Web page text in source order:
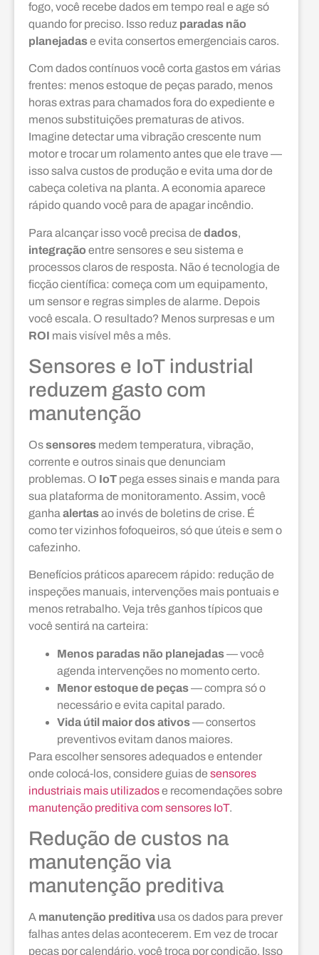
fogo, você recebe dados em tempo real e age só
quando for preciso. Isso reduz paradas não
planejadase evita consertos emergenciais caros.
Com dados contínuos você corta gastos em várias
frentes: menos estoque de peças parado, menos
horas extras para chamados fora do expediente e
menos substituições prematuras de ativos.
Imagine detectar uma vibração crescente num
motor e trocar um rolamento antes que ele trave —
isso salva custos de produção e evita uma dor de
cabeça coletiva na planta. A economia aparece
rápido quando você para de apagar incêndio.
Para alcançar isso você precisa de dados,
integração entre sensores e seu sistema e
processos claros de resposta. Não é tecnologia de
ficção científica: começa com um equipamento,
um sensor e regras simples de alarme. Depois
você escala. O resultado? Menos surpresas e um
ROI mais visível mês a mês.
Sensores e IoT industrial
reduzem gasto com
manutenção
Ossensores medem temperatura, vibração,
corrente e outros sinais que denunciam
problemas. O IoT pega esses sinais e manda para
sua plataforma de monitoramento. Assim, você
ganha alertasao invés de boletins de crise. É
como ter vizinhos fofoqueiros, só que úteis e sem o
cafezinho.
Benefícios práticos aparecem rápido: redução de
inspeções manuais, intervenções mais pontuais e
menos retrabalho. Veja três ganhos típicos que
você sentirá na carteira:
Menos paradas não planejadas— você
agenda intervenções no momento certo.
Menor estoque de peças— compra só o
necessário e evita capital parado.
Vida útil maior dos ativos— consertos
preventivos evitam danos maiores.
Para escolher sensores adequados e entender
onde colocá‑los, considere guias de sensores
industriais mais utilizadose recomendações sobre
manutenção preditiva com sensores IoT.
Redução de custos na
manutenção via
manutenção preditiva
A manutenção preditiva usa os dados para prever
falhas antes delas acontecerem. Em vez de trocar
peças por calendário, você troca por condição. Isso